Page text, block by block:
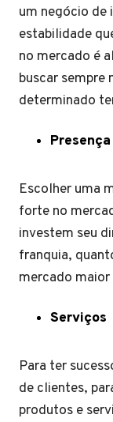
um negócio de
estabilidade
no mercado é
buscar sempre
determinado
Escolher uma
forte no
investem seu
franquia,
mercado
Serviços
Para ter
de clientes,
produtos e